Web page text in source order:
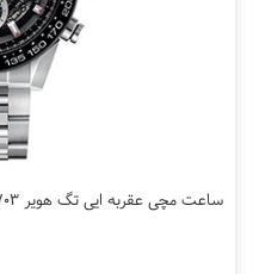
ساعت مچی عقربه ایی تگ هویر CAR2A1W.BA0703